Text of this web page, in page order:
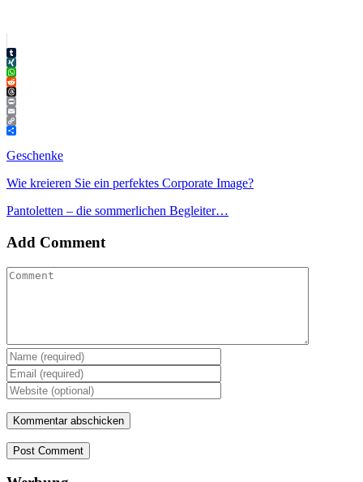
Tumblr
XING
WhatsApp
Reddit
Threads
Print
Email
Copy
Link
Teilen
Geschenke
Wie kreieren Sie ein perfektes Corporate Image?
Pantoletten – die sommerlichen Begleiter…
Add Comment
Post Comment